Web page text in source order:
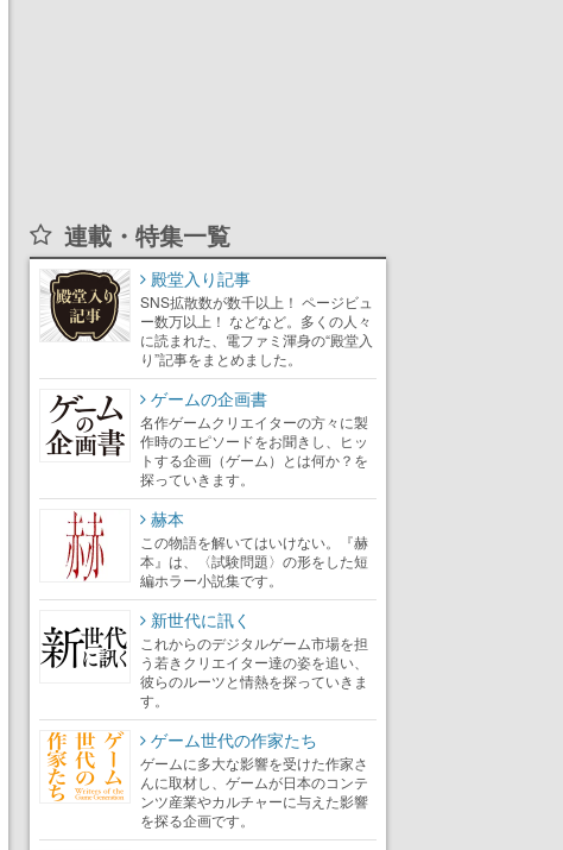
連載・特集一覧
殿堂入り記事
SNS拡散数が数千以上！ ページビュ
ー数万以上！ などなど。多くの人々
に読まれた、電ファミ渾身の“殿堂入
り”記事をまとめました。
ゲームの企画書
名作ゲームクリエイターの方々に製
作時のエピソードをお聞きし、ヒッ
トする企画（ゲーム）とは何か？を
探っていきます。
赫本
この物語を解いてはいけない。『赫
本』は、〈試験問題〉の形をした短
編ホラー小説集です。
新世代に訊く
これからのデジタルゲーム市場を担
う若きクリエイター達の姿を追い、
彼らのルーツと情熱を探っていきま
す。
ゲーム世代の作家たち
ゲームに多大な影響を受けた作家さ
んに取材し、ゲームが日本のコンテ
ンツ産業やカルチャーに与えた影響
を探る企画です。